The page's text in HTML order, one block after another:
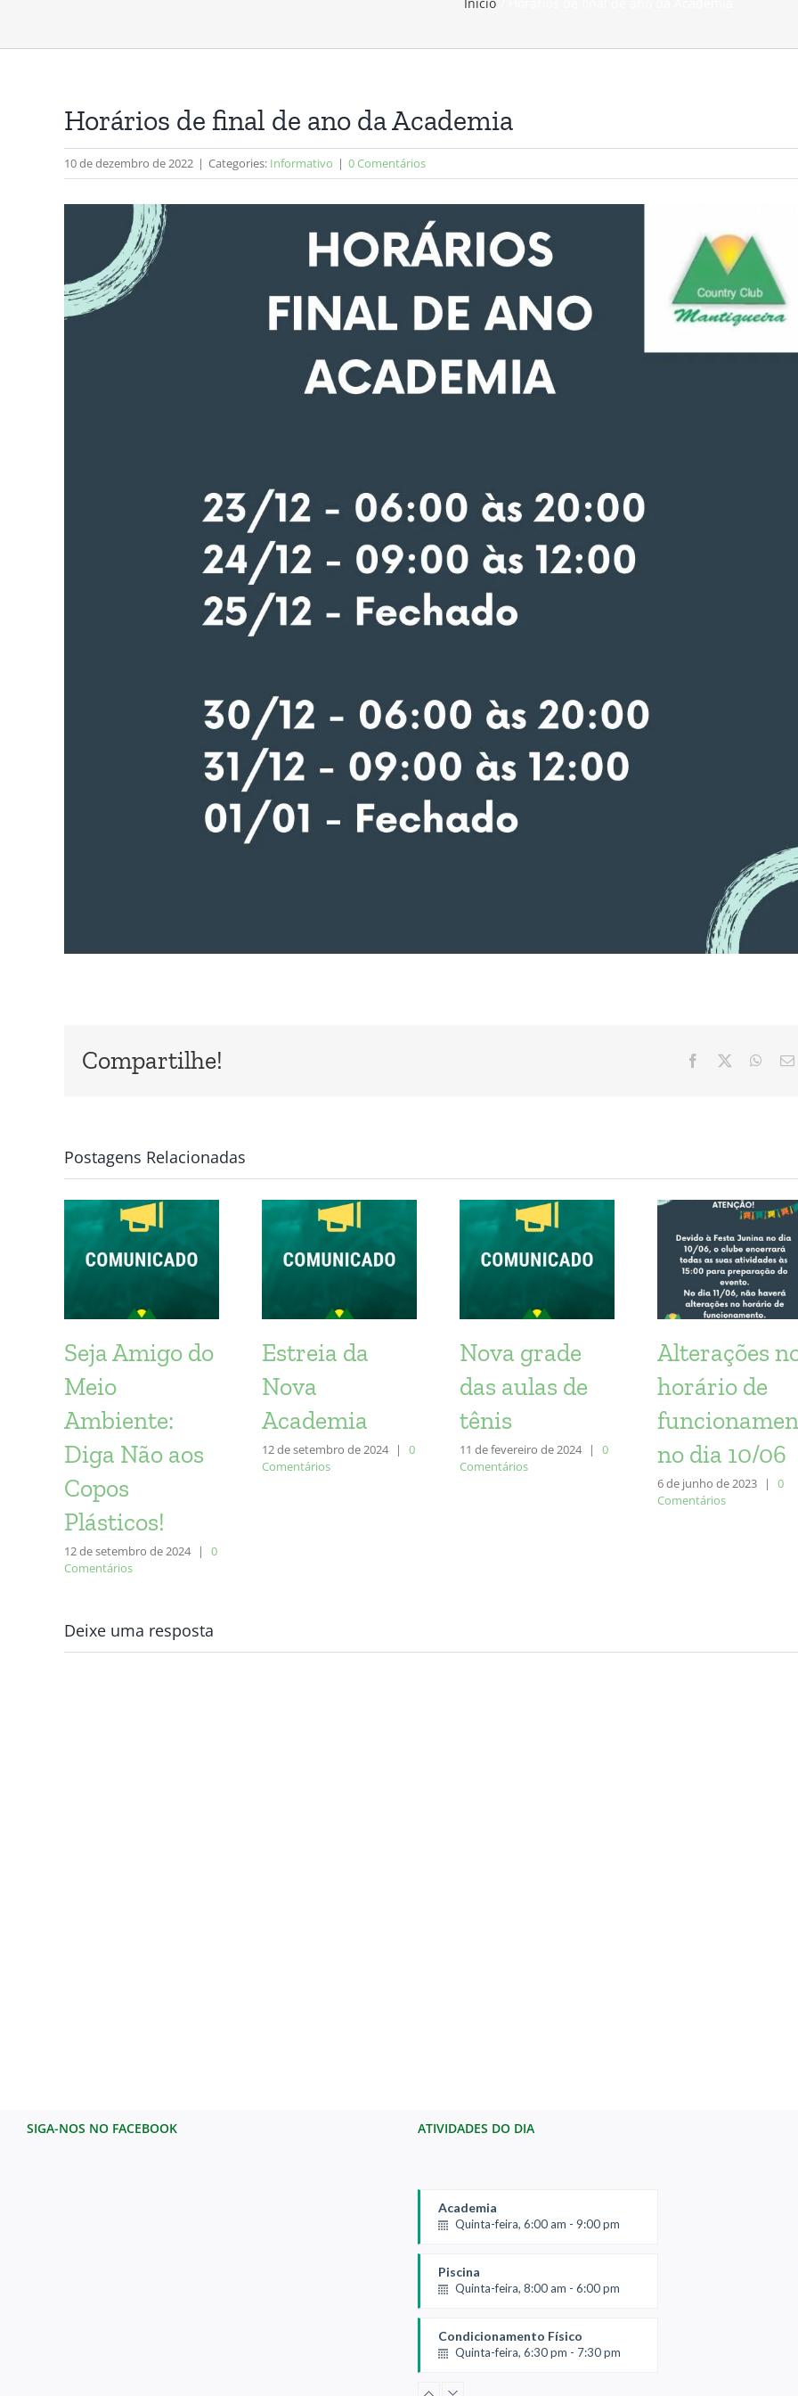
Horários de final de ano da Academia
10 de dezembro de 2022 | Categories: Informativo | 0 Comentários
Compartilhe! Facebook
Postagens Relacionadas
Seja Amigo do
Meio
Ambiente:
Diga Não aos
Copos
Plásticos!
12 de setembro de 2024 |
0
Comentários
Estreia da
Nova
Academia
12 de setembro de 2024 |
0
Comentários
Nova grade
das aulas de
tênis
11 de fevereiro de 2024 |
0
Comentários
Alterações
horário de
no dia 10/06
6 de junho de 2023 |
0
Comentários
Deixe uma resposta
SIGA-NOS NO FACEBOOK ATIVIDADES DO DIA
Academia
Quinta-feira, 6:00 am - 9:00 pm
Piscina
Quinta-feira, 8:00 am - 6:00 pm
Condicionamento Físico
Quinta-feira, 6:30 pm - 7:30 pm